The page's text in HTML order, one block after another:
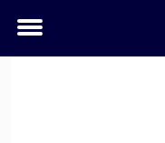
Toggle